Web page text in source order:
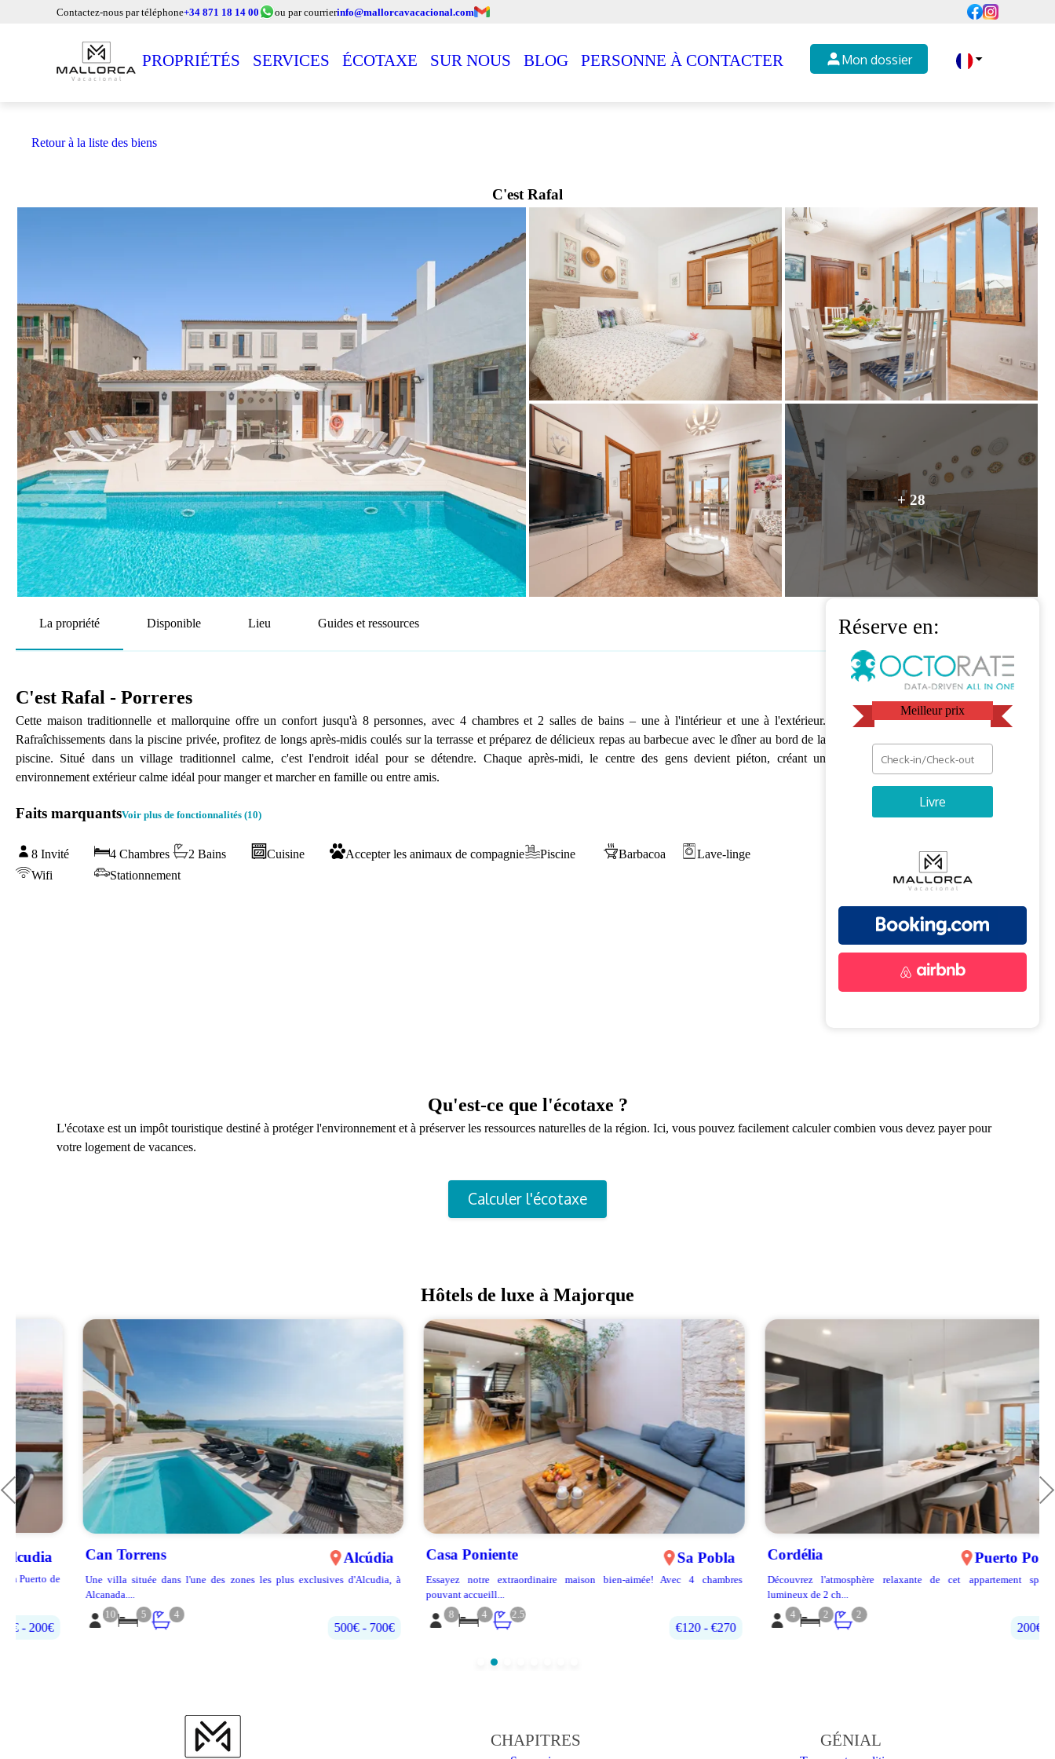
Contactez-nous par téléphone+34 871 18 14 00 ou par courrierinfo@mallorcavacacional.com
PROPRIÉTÉS SERVICES ÉCOTAXE SUR NOUS BLOG PERSONNE À CONTACTER Mon dossier
Retour à la liste des biens
C'est Rafal
+ 28
La propriété Disponible Lieu Guides et ressources
C'est Rafal - Porreres
Cette maison traditionnelle et mallorquine offre un confort jusqu'à 8 personnes, avec 4 chambres et 2 salles de bains – une à l'intérieur et une à l'extérieur.
Rafraîchissements dans la piscine privée, profitez de longs après-midis coulés sur la terrasse et préparez de délicieux repas au barbecue avec le dîner au bord de la
piscine. Situé dans un village traditionnel calme, c'est l'endroit idéal pour se détendre. Chaque après-midi, le centre des gens devient piéton, créant un
environnement extérieur calme idéal pour manger et marcher en famille ou entre amis.
Faits marquantsVoir plus de fonctionnalités (10)
8 Invité 4 Chambres 2 Bains Cuisine Accepter les animaux de compagnie Piscine Barbacoa
Lave-linge
Wifi
Stationnement
Réserve en:
Meilleur prix
Livre
Qu'est-ce que l'écotaxe ?
L'écotaxe est un impôt touristique destiné à protéger l'environnement et à préserver les ressources naturelles de la région. Ici, vous pouvez facilement calculer combien vous devez payer pour
votre logement de vacances.
Calculer l'écotaxe
Hôtels de luxe à Majorque
Can Torrens Alcúdia
Une villa située dans l'une des zones les plus exclusives d'Alcudia, à
4
500€‎ - 700€‎
Casa Poniente Sa Pobla
Essayez notre extraordinaire maison bien-aimée! Avec 4 chambres
pouvant accueill...
2.5
€120 - €270
Cordélia Puerto Pollença
Découvrez l'atmosphère relaxante de cet appartement spacieux et
lumineux de 2 ch...
2
200€‎ - 400€‎
CHAPITRES GÉNIAL